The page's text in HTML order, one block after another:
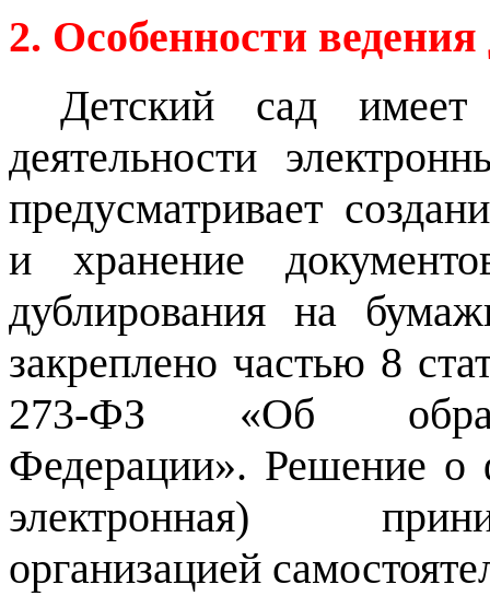
2. Особенности
Детский сад
деятельности
предусматривает
и хранение
дублирования на
закреплено частью 8
273-ФЗ «Об
Федерации». Решение о
электронная)
организацией